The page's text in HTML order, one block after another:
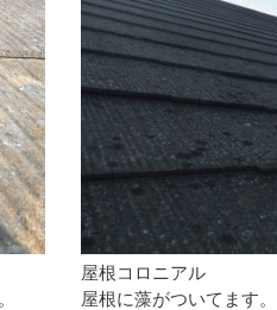
屋根コロニアル
屋根に藻がついてます。